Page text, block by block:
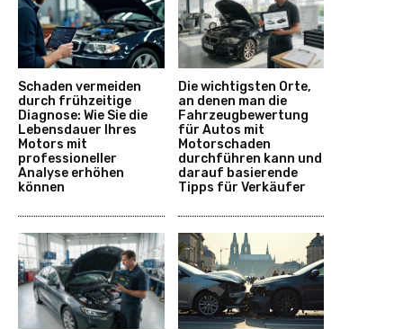
Schaden vermeiden
durch frühzeitige
Diagnose: Wie Sie die
Lebensdauer Ihres
Motors mit
professioneller
Analyse erhöhen
können
Die wichtigsten Orte,
an denen man die
Fahrzeugbewertung
für Autos mit
Motorschaden
durchführen kann und
darauf basierende
Tipps für Verkäufer